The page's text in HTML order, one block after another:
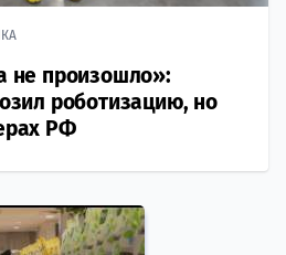
не произошло»:
роботизацию, но
РФ